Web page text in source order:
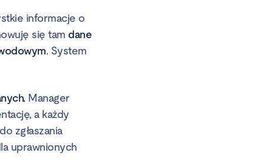
informacje o
się tam dane
. System
Manager
a każdy
zgłaszania
uprawnionych